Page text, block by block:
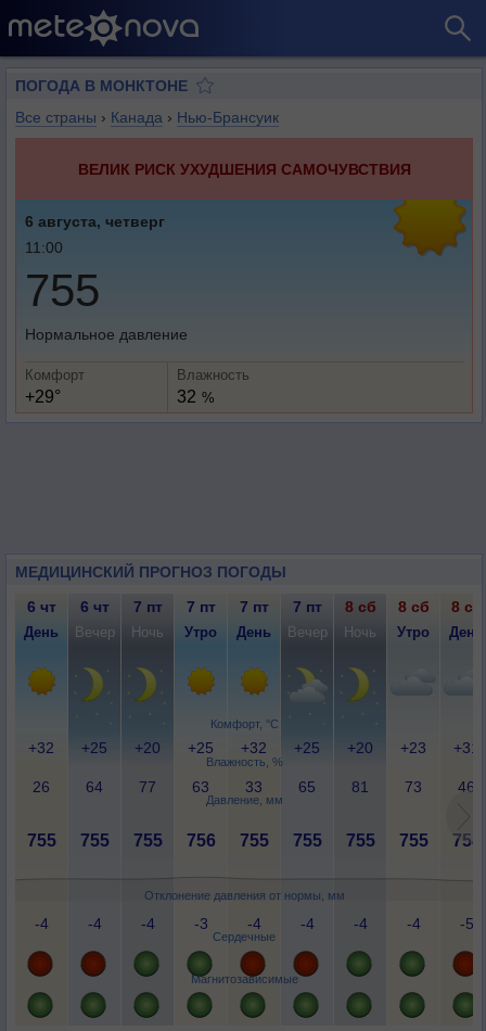
ПОГОДА В МОНКТОНЕ
Все страны › Канада › Нью-Брансуик
ВЕЛИК РИСК УХУДШЕНИЯ САМОЧУВСТВИЯ
6 августа, четверг
11:00
755
Нормальное давление
Комфорт
+29°
Влажность
32 %
МЕДИЦИНСКИЙ ПРОГНОЗ ПОГОДЫ
Комфорт, °C
Влажность, %
Давление, мм
Отклонение давления от нормы, мм
Сердечные
Магнитозависимые
6 чт 6 чт 7 пт 7 пт 7 пт 7 пт 8 сб 8 сб 8 сб
День Вечер Ночь Утро День Вечер Ночь Утро День
+32 +25 +20 +25 +32 +25 +20 +23 +31
26 64 77 63 33 65 81 73 46
755 755 755 756 755 755 755 755 754
-4 -4 -4 -3 -4 -4 -4 -4 -5